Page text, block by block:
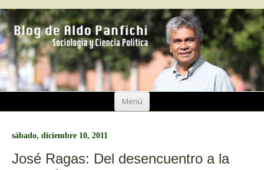
Menú
Ir
sábado, diciembre 10, 2011
José Ragas: Del desencuentro a la